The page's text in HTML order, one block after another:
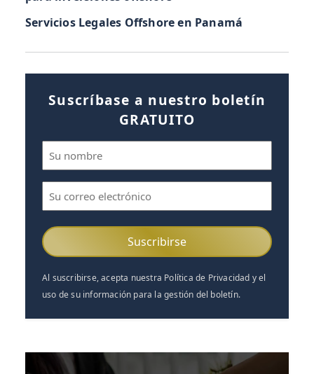
Servicios Legales Offshore en Panamá
Suscríbase a nuestro boletín
GRATUITO
(Obligatorio)
Al suscribirse, acepta nuestra Política de Privacidad y el
uso de su información para la gestión del boletín.